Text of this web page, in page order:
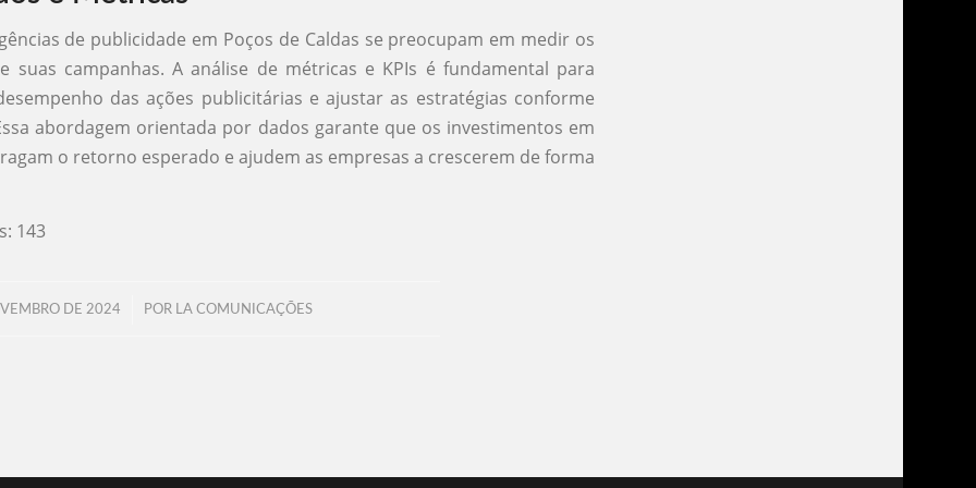
de publicidade em Poços de Caldas se preocupam em medir os
suas campanhas. A análise de métricas e KPIs é fundamental para
das ações publicitárias e ajustar as estratégias conforme
abordagem orientada por dados garante que os investimentos em
o retorno esperado e ajudem as empresas a crescerem de forma
143
DE 2024
/ POR LA COMUNICAÇÕES